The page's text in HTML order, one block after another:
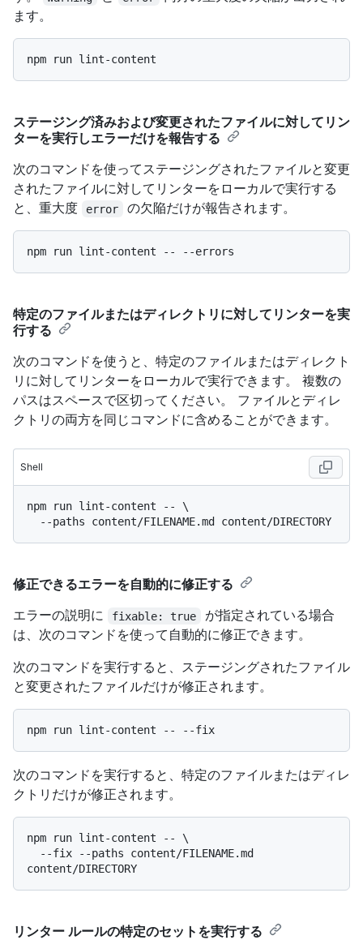
ます。
ステージング済みおよび変更されたファイルに対してリン
ターを実行しエラーだけを報告する
次のコマンドを使ってステージングされたファイルと変更
されたファイルに対してリンターをローカルで実行する
と、重大度
error の欠陥だけが報告されます。
特定のファイルまたはディレクトリに対してリンターを実
行する
次のコマンドを使うと、特定のファイルまたはディレクト
リに対してリンターをローカルで実行できます。 複数の
パスはスペースで区切ってください。 ファイルとディレ
クトリの両方を同じコマンドに含めることができます。
Shell
npm run lint-content -- \
修正できるエラーを自動的に修正する
エラーの説明に
fixable: true
が指定されている場合
は、次のコマンドを使って自動的に修正できます。
次のコマンドを実行すると、ステージングされたファイル
と変更されたファイルだけが修正されます。
次のコマンドを実行すると、特定のファイルまたはディレ
クトリだけが修正されます。
npm run lint-content -- \
リンター ルールの特定のセットを実行する